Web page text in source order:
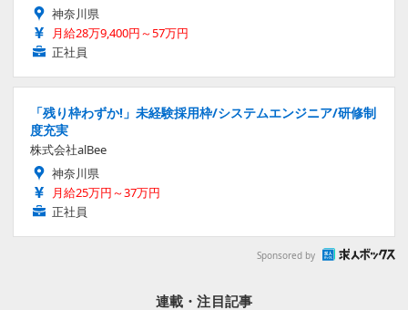
神奈川県
月給28万9,400円～57万円
正社員
「残り枠わずか!」未経験採用枠/システムエンジニア/研修制
度充実
株式会社alBee
神奈川県
月給25万円～37万円
正社員
Sponsored by
連載・注目記事